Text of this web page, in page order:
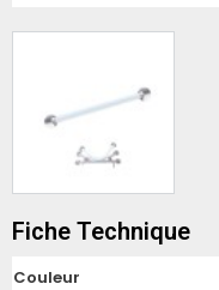
Fiche Technique
Couleur